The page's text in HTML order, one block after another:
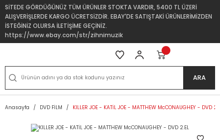
SİTEDE GÖRDÜĞÜNÜZ TÜM ÜRÜNLER STOKTA VARDIR, 5400 TL ÜZERİ
ALIŞVERİŞLERDE KARGO ÜCRETSİZDİR. EBAY'DE SATIŞTAKİ ÜRÜNLERİMİZDEN
İSTEĞİNİZ OLURSA İLETİŞİME GEÇİNİZ.
https://www.ebay.com/str/zihnimuzik
ARA
Anasayfa DVD FİLM KILLER JOE - KATİL JOE - MATTHEW McCONAUGHEY - DVD